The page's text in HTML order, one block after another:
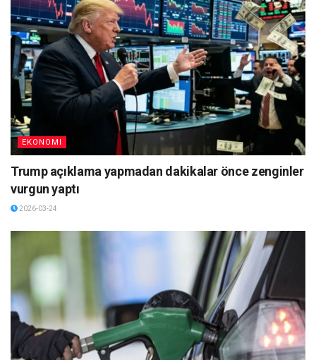
EKONOMI
Trump açıklama yapmadan dakikalar önce zenginler
vurgun yaptı
2026-03-24